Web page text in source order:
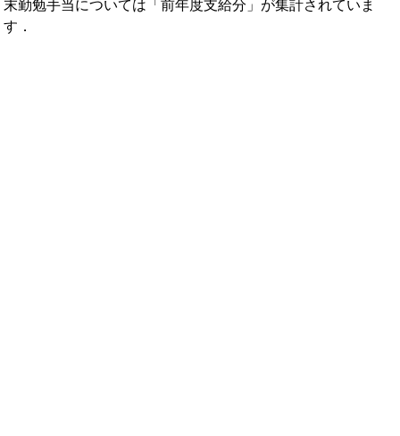
末勤勉手当については「前年度支給分」が集計されていま
す．